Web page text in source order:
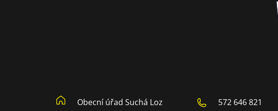
Obecní úřad Suchá Loz
572 646 821